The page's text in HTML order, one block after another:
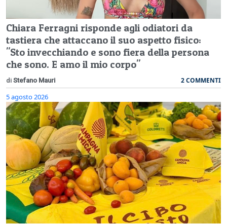
Chiara Ferragni risponde agli odiatori da
tastiera che attaccano il suo aspetto fisico:
"Sto invecchiando e sono fiera della persona
che sono. E amo il mio corpo"
di Stefano Mauri 2 COMMENTI
5 agosto 2026